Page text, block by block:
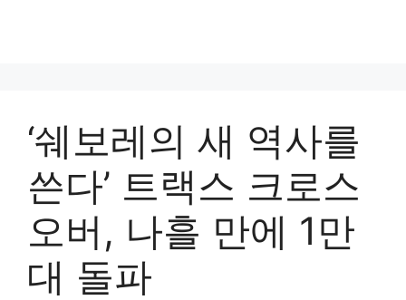
‘쉐보레의 새 역사를
쓴다’ 트랙스 크로스
오버, 나흘 만에 1만
대 돌파